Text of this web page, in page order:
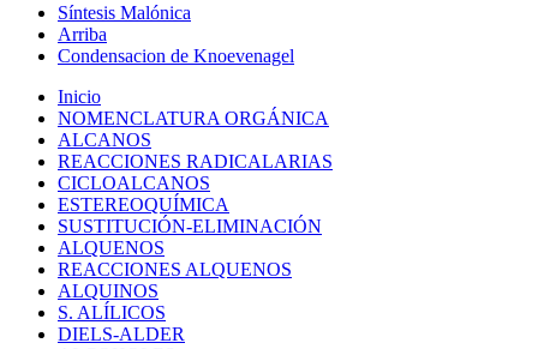
Enlaces
transversales
Book
para
Adición
Michael
Síntesis Malónica
Arriba
Condensacion de Knoevenagel
Navegación
principal
Inicio
NOMENCLATURA ORGÁNICA
ALCANOS
REACCIONES RADICALARIAS
CICLOALCANOS
ESTEREOQUÍMICA
SUSTITUCIÓN-ELIMINACIÓN
ALQUENOS
REACCIONES ALQUENOS
ALQUINOS
S. ALÍLICOS
DIELS-ALDER